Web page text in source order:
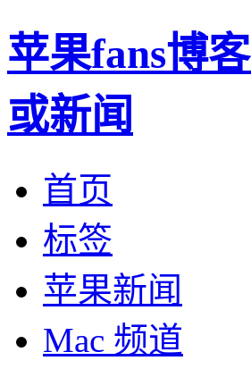
苹果fans博
或新闻
首页
标签
苹果新闻
Mac 频道